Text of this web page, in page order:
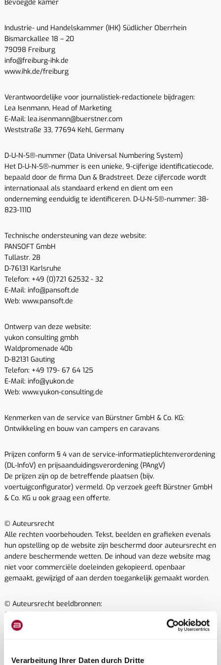
Verarbeitung Ihrer Daten durch Dritte
Bevoegde kamer
Industrie- und Handelskammer (IHK) Südlicher Oberrhein
Bismarckallee 18 – 20
79098 Freiburg
info@freiburg-ihk.de
www.ihk.de/freiburg
Verantwoordelijke voor journalistiek-redactionele bijdragen:
Lea Isenmann, Head of Marketing
E-Mail: lea.isenmann@buerstner.com
Weststraße 33, 77694 Kehl, Germany
D-U-N-S®-nummer (Data Universal Numbering System)
Het D-U-N-S®-nummer is een unieke, 9-cijferige identificatiecode,
bepaald door de firma Dun & Bradstreet. Deze cijfercode wordt
internationaal als standaard erkend en dient om een
onderneming eenduidig te identificeren. D-U-N-S®-nummer: 38-
823-1110
Technische ondersteuning van deze website:
PANSOFT GmbH
Tullastr. 28
D-76131 Karlsruhe
Telefon: +49 (0)721 62532 - 32
E-Mail: info@pansoft.de
Web: www.pansoft.de
Ontwerp van deze website:
yukon consulting gmbh
Waldpromenade 40b
D-82131 Gauting
Telefon: +49 179- 67 64 125
E-Mail: info@yukon.de
Web: www.yukon-consulting.de
Kenmerken van de service van Bürstner GmbH & Co. KG:
Ontwikkeling en bouw van campers en caravans
Prijzen conform § 4 van de service-informatieplichtenverordening
(DL-InfoV) en prijsaanduidingsverordening (PAngV)
De prijzen zijn op de betreffende plaatsen (bijv.
voertuigconfigurator) vermeld. Op verzoek geeft Bürstner GmbH
& Co. KG u ook graag een offerte.
© Auteursrecht
Alle rechten voorbehouden. Tekst, beelden en grafieken evenals
hun opstelling op de website zijn beschermd door auteursrecht en
andere beschermende wetten. De inhoud van deze website mag
niet voor commerciële doeleinden gekopieerd, openbaar
gemaakt, gewijzigd of aan derden toegankelijk gemaakt worden.
© Auteursrecht beeldbronnen:
Getty Images
iStockphoto
R2N-studios